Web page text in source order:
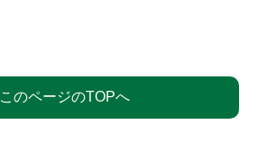
このページのTOPへ